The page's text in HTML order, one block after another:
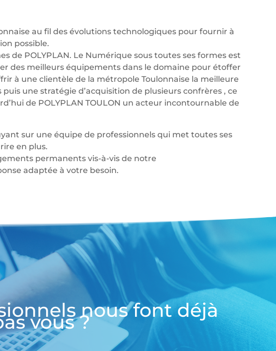
au fil des évolutions technologiques pour fournir à
possible.
de POLYPLAN. Le Numérique sous toutes ses formes est
des meilleurs équipements dans le domaine pour étoffer
à une clientèle de la métropole Toulonnaise la meilleure
une stratégie d’acquisition de plusieurs confrères , ce
de POLYPLAN TOULON un acteur incontournable de
sur une équipe de professionnels qui met toutes ses
en plus.
permanents vis-à-vis de notre
adaptée à votre besoin.
nous font déjà
vous ?